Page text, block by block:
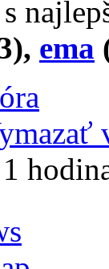
ema